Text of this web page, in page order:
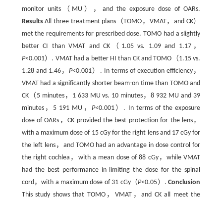
monitor units（MU），and the exposure dose of OARs.
ResultsAll three treatment plans（TOMO，VMAT，and CK）
met the requirements for prescribed dose. TOMO had a slightly
better CI than VMAT and CK（1.05 vs. 1.09 and 1.17，
P<0.001）. VMAT had a better HI than CK and TOMO（1.15 vs.
1.28 and 1.46，P<0.001）. In terms of execution efficiency，
VMAT had a significantly shorter beam-on time than TOMO and
CK（5 minutes，1 633 MU vs. 10 minutes，8 932 MU and 39
minutes，5 191 MU， P<0.001）. In terms of the exposure
dose of OARs，CK provided the best protection for the lens，
with a maximum dose of 15 cGy for the right lens and 17 cGy for
the left lens，and TOMO had an advantage in dose control for
the right cochlea，with a mean dose of 88 cGy，while VMAT
had the best performance in limiting the dose for the spinal
cord，with a maximum dose of 31 cGy（P<0.05）.Conclusion
This study shows that TOMO，VMAT，and CK all meet the